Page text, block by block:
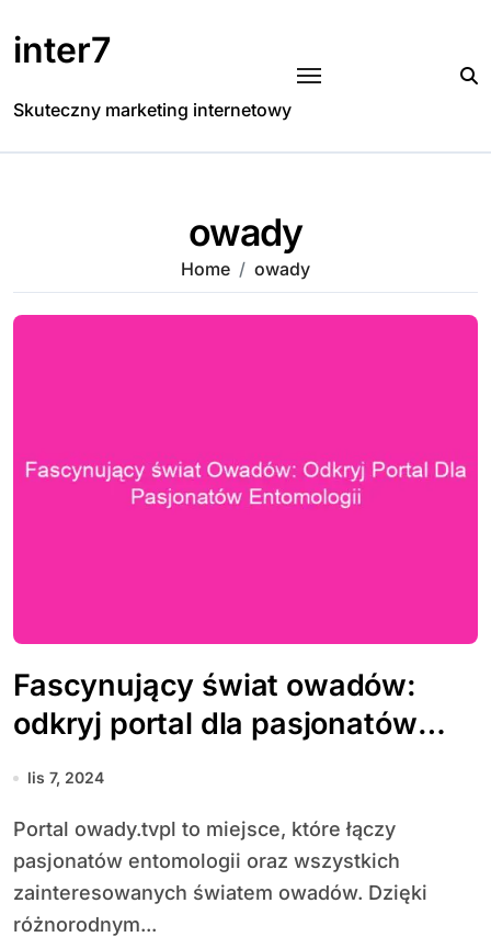
to
content
inter7
Skuteczny marketing internetowy
owady
Home owady
Fascynujący świat owadów:
odkryj portal dla pasjonatów
entomologii
lis 7, 2024
Portal owady.tvpl to miejsce, które łączy
pasjonatów entomologii oraz wszystkich
zainteresowanych światem owadów. Dzięki
różnorodnym...